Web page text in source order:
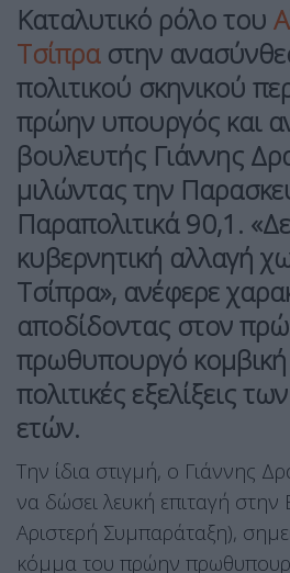
Καταλυτικό ρόλο του
Τσίπραστην
πολιτικού σκηνικού
πρώην υπουργός και
βουλευτής Γιάννης
μιλώντας την
Παραπολιτικά 90,1.
κυβερνητική αλλαγή
Τσίπρα», ανέφερε
αποδίδοντας στον
πρωθυπουργό κομβική
πολιτικές εξελίξεις
ετών.
Την ίδια στιγμή, ο Γιάννης
να δώσει λευκή επιταγή στην
Αριστερή Συμπαράταξη),
κόμμα του πρώην